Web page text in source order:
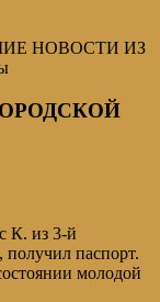
НОВОСТИ ИЗ
К. из 3-й
паспорт.
молодой